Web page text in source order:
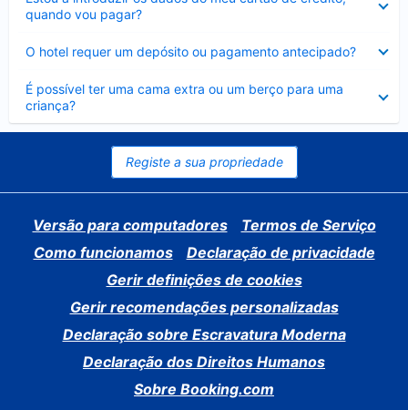
quando vou pagar?
fechado
O hotel requer um depósito ou pagamento antecipado?
fechado
É possível ter uma cama extra ou um berço para uma
criança?
Elemento
fechado
Registe a sua propriedade
Versão para computadores
Termos de Serviço
Como funcionamos
Declaração de privacidade
Gerir definições de cookies
Gerir recomendações personalizadas
Declaração sobre Escravatura Moderna
Declaração dos Direitos Humanos
Sobre Booking.com